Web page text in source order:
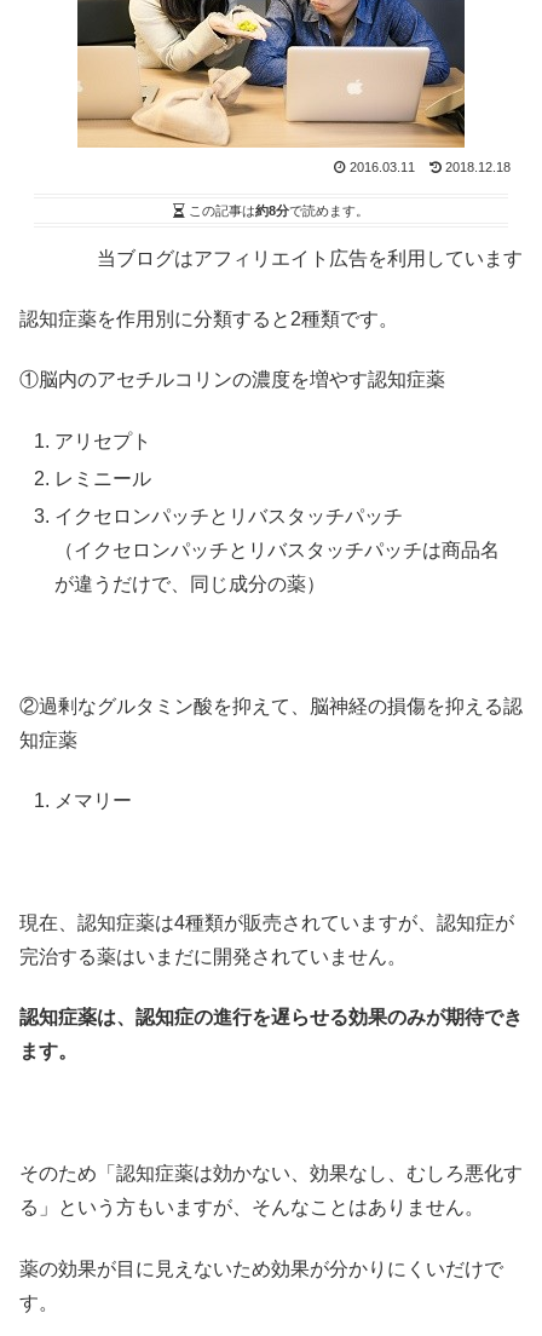
2016.03.11 2018.12.18
この記事は約8分で読めます。
当ブログはアフィリエイト広告を利用しています
認知症薬を作用別に分類すると2種類です。
①脳内のアセチルコリンの濃度を増やす認知症薬
アリセプト
レミニール
イクセロンパッチとリバスタッチパッチ
（イクセロンパッチとリバスタッチパッチは商品名
が違うだけで、同じ成分の薬）
②過剰なグルタミン酸を抑えて、脳神経の損傷を抑える認
知症薬
メマリー
現在、認知症薬は4種類が販売されていますが、認知症が
完治する薬はいまだに開発されていません。
認知症薬は、認知症の進行を遅らせる効果のみが期待でき
ます。
そのため「認知症薬は効かない、効果なし、むしろ悪化す
る」という方もいますが、そんなことはありません。
薬の効果が目に見えないため効果が分かりにくいだけで
す。